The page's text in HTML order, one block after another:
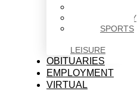
SOCIETY
SPORTS
LEISURE
OBITUARIES
EMPLOYMENT
VIRTUAL